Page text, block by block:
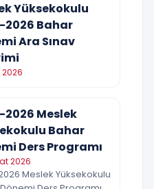
Yüksekokulu
2026 Bahar
Ara Sınav
2026
2026 Meslek
Bahar
Ders Programı
2026
Meslek Yüksekokulu